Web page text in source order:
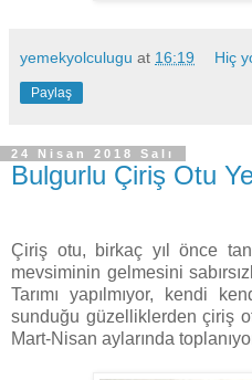
yemekyolculugu at 16:19 Hiç
Paylaş
24 Nisan 2018 Salı
Bulgurlu Çiriş Otu
Çiriş otu, birkaç yıl önce
mevsiminin gelmesini
Tarımı yapılmıyor, kendi
sunduğu güzelliklerden çiriş
Mart-Nisan aylarında